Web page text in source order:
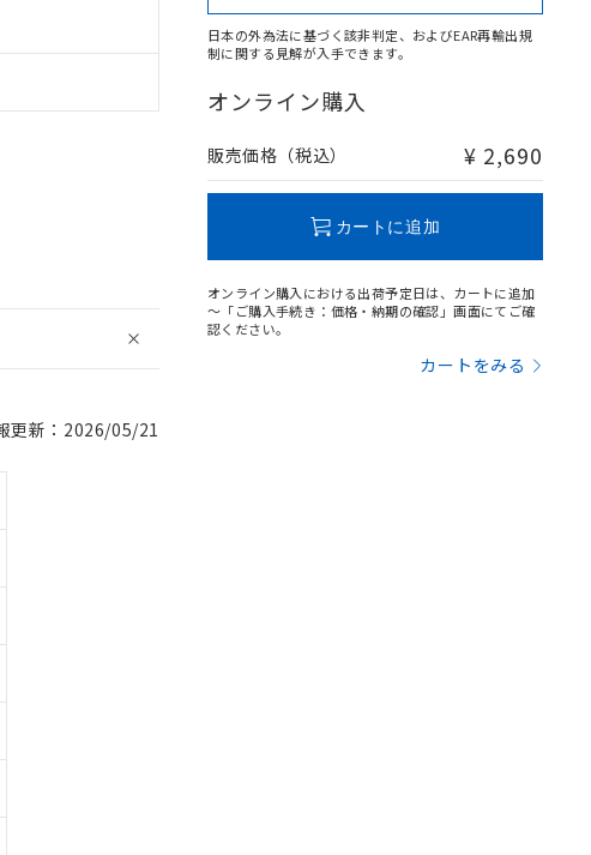
更新：2026/05/21
日本の外為法に基づく該非判定、およびEAR再輸出規
制に関する見解が入手できます。
オンライン購入
販売価格（税込） ¥ 2,690
カートに追加
オンライン購入における出荷予定日は、カートに追加
～「ご購入手続き：価格・納期の確認」画面にてご確
認ください。
カートをみる